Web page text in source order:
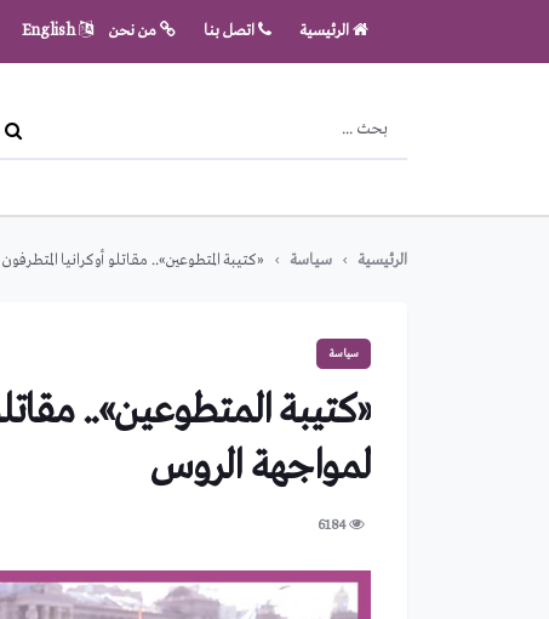
الرئيسية اتصل بنا من نحن English
الرئيسية سياسة «كتيبة المتطوعين».. مقاتلو أوكرانيا
سياسة
«كتيبة المتطوعين»..
لمواجهة الروس
6184